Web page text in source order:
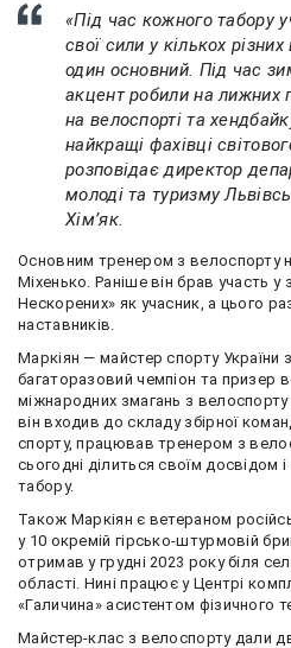
«Під час кожного табору
свої сили у кількох
один основний. Під час
акцент робили на лижних
на велоспорті та
найкращі фахівці
розповідає директор
молоді та туризму
Хімʼяк.
Основним тренером з велоспорту
Міхенько. Раніше він брав участь у
Нескорених» як учасник, а цього
наставників.
Маркіян — майстер спорту України
багаторазовий чемпіон та призер
міжнародних змагань з
він входив до складу збірної
спорту, працював тренером з
сьогодні ділиться своїм досвідом
табору.
Також Маркіян є ветераном
у 10 окремій гірсько-штурмовій
отримав у грудні 2023 року біля
області. Нині працює у Центрі
«Галичина» асистентом фізичного
Майстер-клас з велоспорту дали